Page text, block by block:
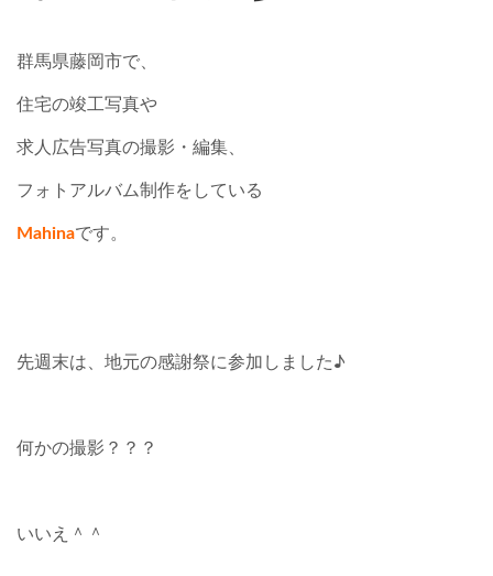
群馬県藤岡市で、
住宅の竣工写真や
求人広告写真の撮影・編集、
フォトアルバム制作をしている
Mahinaです。
先週末は、地元の感謝祭に参加しました♪
何かの撮影？？？
いいえ＾＾